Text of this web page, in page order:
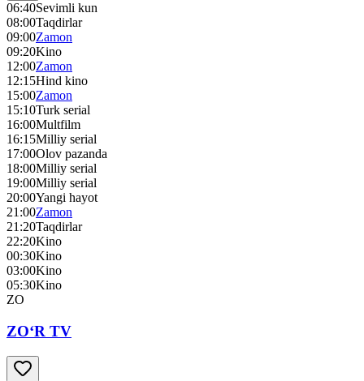
06:40Sevimli kun
08:00Taqdirlar
09:00Zamon
09:20Kino
12:00Zamon
12:15Hind kino
15:00Zamon
15:10Turk serial
16:00Multfilm
16:15Milliy serial
17:00Olov pazanda
18:00Milliy serial
19:00Milliy serial
20:00Yangi hayot
21:00Zamon
21:20Taqdirlar
22:20Kino
00:30Kino
03:00Kino
05:30Kino
ZO
ZO‘R TV